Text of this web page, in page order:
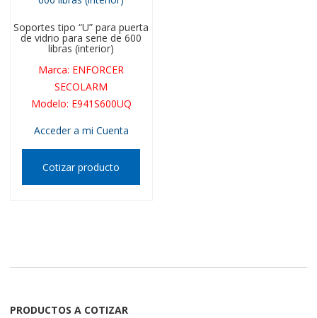
Soportes tipo “U” para puerta
de vidrio para serie de 600
libras (interior)
Marca: ENFORCER
SECOLARM
Modelo: E941S600UQ
Acceder a mi Cuenta
Cotizar producto
PRODUCTOS A COTIZAR